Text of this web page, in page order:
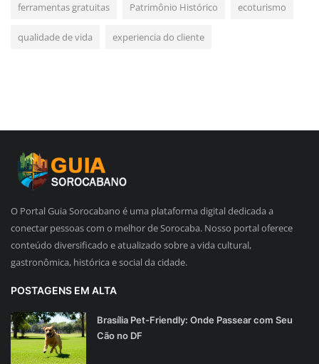
ferramentas gratuitas Patrimônio Histórico ecoturismo
qualidade de vida experiencia do cliente
O Portal Guia Sorocabano é uma plataforma digital dedicada a
conectar pessoas com o melhor de Sorocaba. Nosso portal oferece
conteúdo diversificado e atualizado sobre a vida cultural,
gastronômica, histórica e social da cidade.
POSTAGENS EM ALTA
Brasília Pet-Friendly: Onde Passear com Seu
Cão no DF